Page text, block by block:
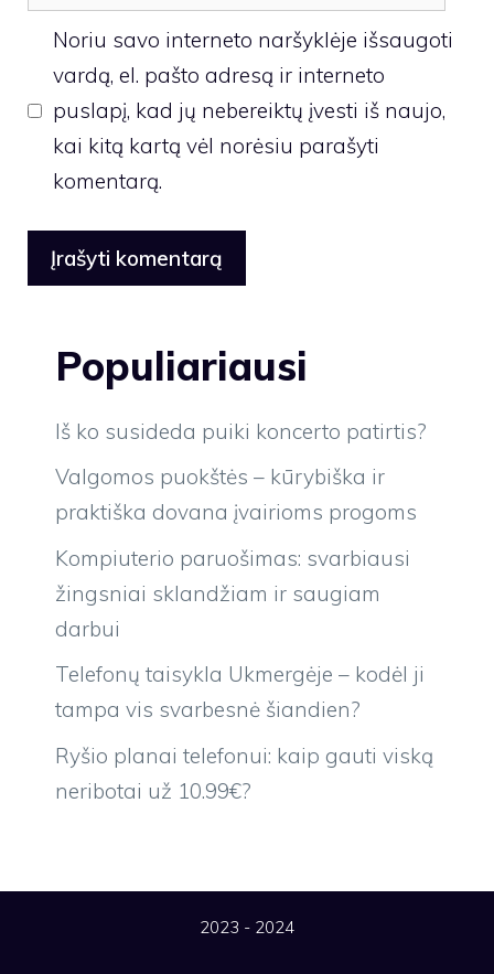
Noriu savo interneto naršyklėje išsaugoti
vardą, el. pašto adresą ir interneto
puslapį, kad jų nebereiktų įvesti iš naujo,
kai kitą kartą vėl norėsiu parašyti
komentarą.
Populiariausi
Iš ko susideda puiki koncerto patirtis?
Valgomos puokštės – kūrybiška ir
praktiška dovana įvairioms progoms
Kompiuterio paruošimas: svarbiausi
žingsniai sklandžiam ir saugiam
darbui
Telefonų taisykla Ukmergėje – kodėl ji
tampa vis svarbesnė šiandien?
Ryšio planai telefonui: kaip gauti viską
neribotai už 10.99€?
2023 - 2024